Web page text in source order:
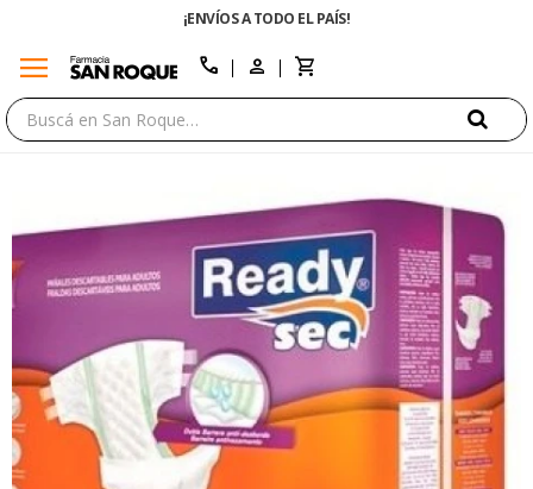
¡ENVÍOS A TODO EL PAÍS!
menu call
close